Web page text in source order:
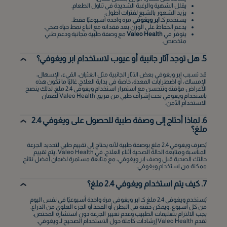
الخبر
القطيف‎
الظهران
الجبيل
لا أعرف
موقع البحر الأحمر
يقلل الشهية والرغبة الشديدة في تناول الطعام.
يزيد الشعور بالشبع لفترات أطول.
يستخدم كـ ابر ويغوفي مرة واحدة أسبوعيًا فقط.
يدعم الحفاظ على الوزن بعد فقدانه مع اتباع نمط حياة صحي.
يتوفر فيValeo Health مع وصفة طبية مجانية ودعم طبي
متخصص.
5. هل توجد آثار جانبية أو عيوب لاستخدام ابر ويغوفي؟
قد تسبب ابر ويغوفي بعض الآثار الجانبية مثل الغثيان، القيء، الإسهال،
الإمساك، أو اضطرابات المعدة، خاصة في بداية العلاج. غالبًا ما تكون هذه
الأعراض مؤقتة وتتحسن مع استمرار استخدام ويغوفي 2.4 ملغ. لذلك ينصح
باستخدام ويغوفي تحت إشراف طبي من فريق Valeo Health لضمان
الاستخدام الآمن.
6. لماذا أحتاج إلى وصفة طبية للحصول على ويغوفي 2.4
ملغ؟
يُصرف ويغوفي 2.4 ملغ بوصفة طبية لأنه يحتاج إلى تقييم طبي لتحديد الجرعة
المناسبة ومتابعة الحالة الصحية أثناء العلاج. في Valeo Health، يتم تقييم
حالتك الصحية قبل وصف ابر ويغوفي، مع متابعة مستمرة لضمان أفضل نتائج
ممكنة من استخدام ويغوفي.
7. كيف يتم استخدام ويغوفي 2.4 ملغ؟
يُستخدم ويغوفي 2.4 ملغ كـ ابر ويغوفي مرة واحدة أسبوعيًا في نفس اليوم
من كل أسبوع، ويمكن حقنه في البطن أو الفخذ أو الجزء العلوي من الذراع.
يجب الالتزام بتعليمات الطبيب وعدم تغيير الجرعة دون استشارة المختص.
تقدم Valeo Health إرشادات كاملة حول الاستخدام الصحيح لـ ويغوفي.